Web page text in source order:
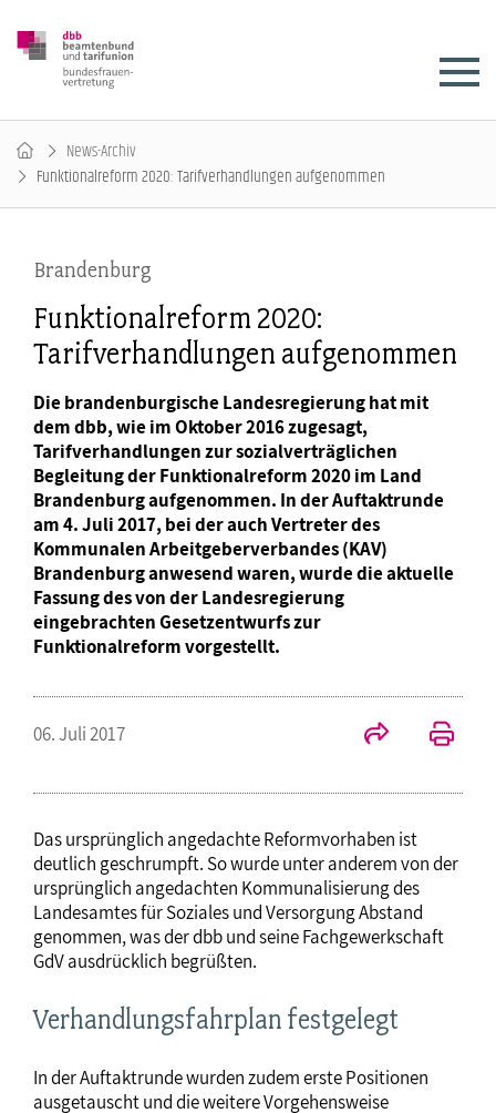
News-Archiv
Funktionalreform 2020: Tarifverhandlungen aufgenommen
Brandenburg
Funktionalreform 2020:
Tarifverhandlungen aufgenommen
Die brandenburgische Landesregierung hat mit
dem dbb, wie im Oktober 2016 zugesagt,
Tarifverhandlungen zur sozialverträglichen
Begleitung der Funktionalreform 2020 im Land
Brandenburg aufgenommen. In der Auftaktrunde
am 4. Juli 2017, bei der auch Vertreter des
Kommunalen Arbeitgeberverbandes (KAV)
Brandenburg anwesend waren, wurde die aktuelle
Fassung des von der Landesregierung
eingebrachten Gesetzentwurfs zur
Funktionalreform vorgestellt.
06. Juli 2017
Das ursprünglich angedachte Reformvorhaben ist
deutlich geschrumpft. So wurde unter anderem von der
ursprünglich angedachten Kommunalisierung des
Landesamtes für Soziales und Versorgung Abstand
genommen, was der dbb und seine Fachgewerkschaft
GdV ausdrücklich begrüßten.
Verhandlungsfahrplan festgelegt
In der Auftaktrunde wurden zudem erste Positionen
ausgetauscht und die weitere Vorgehensweise